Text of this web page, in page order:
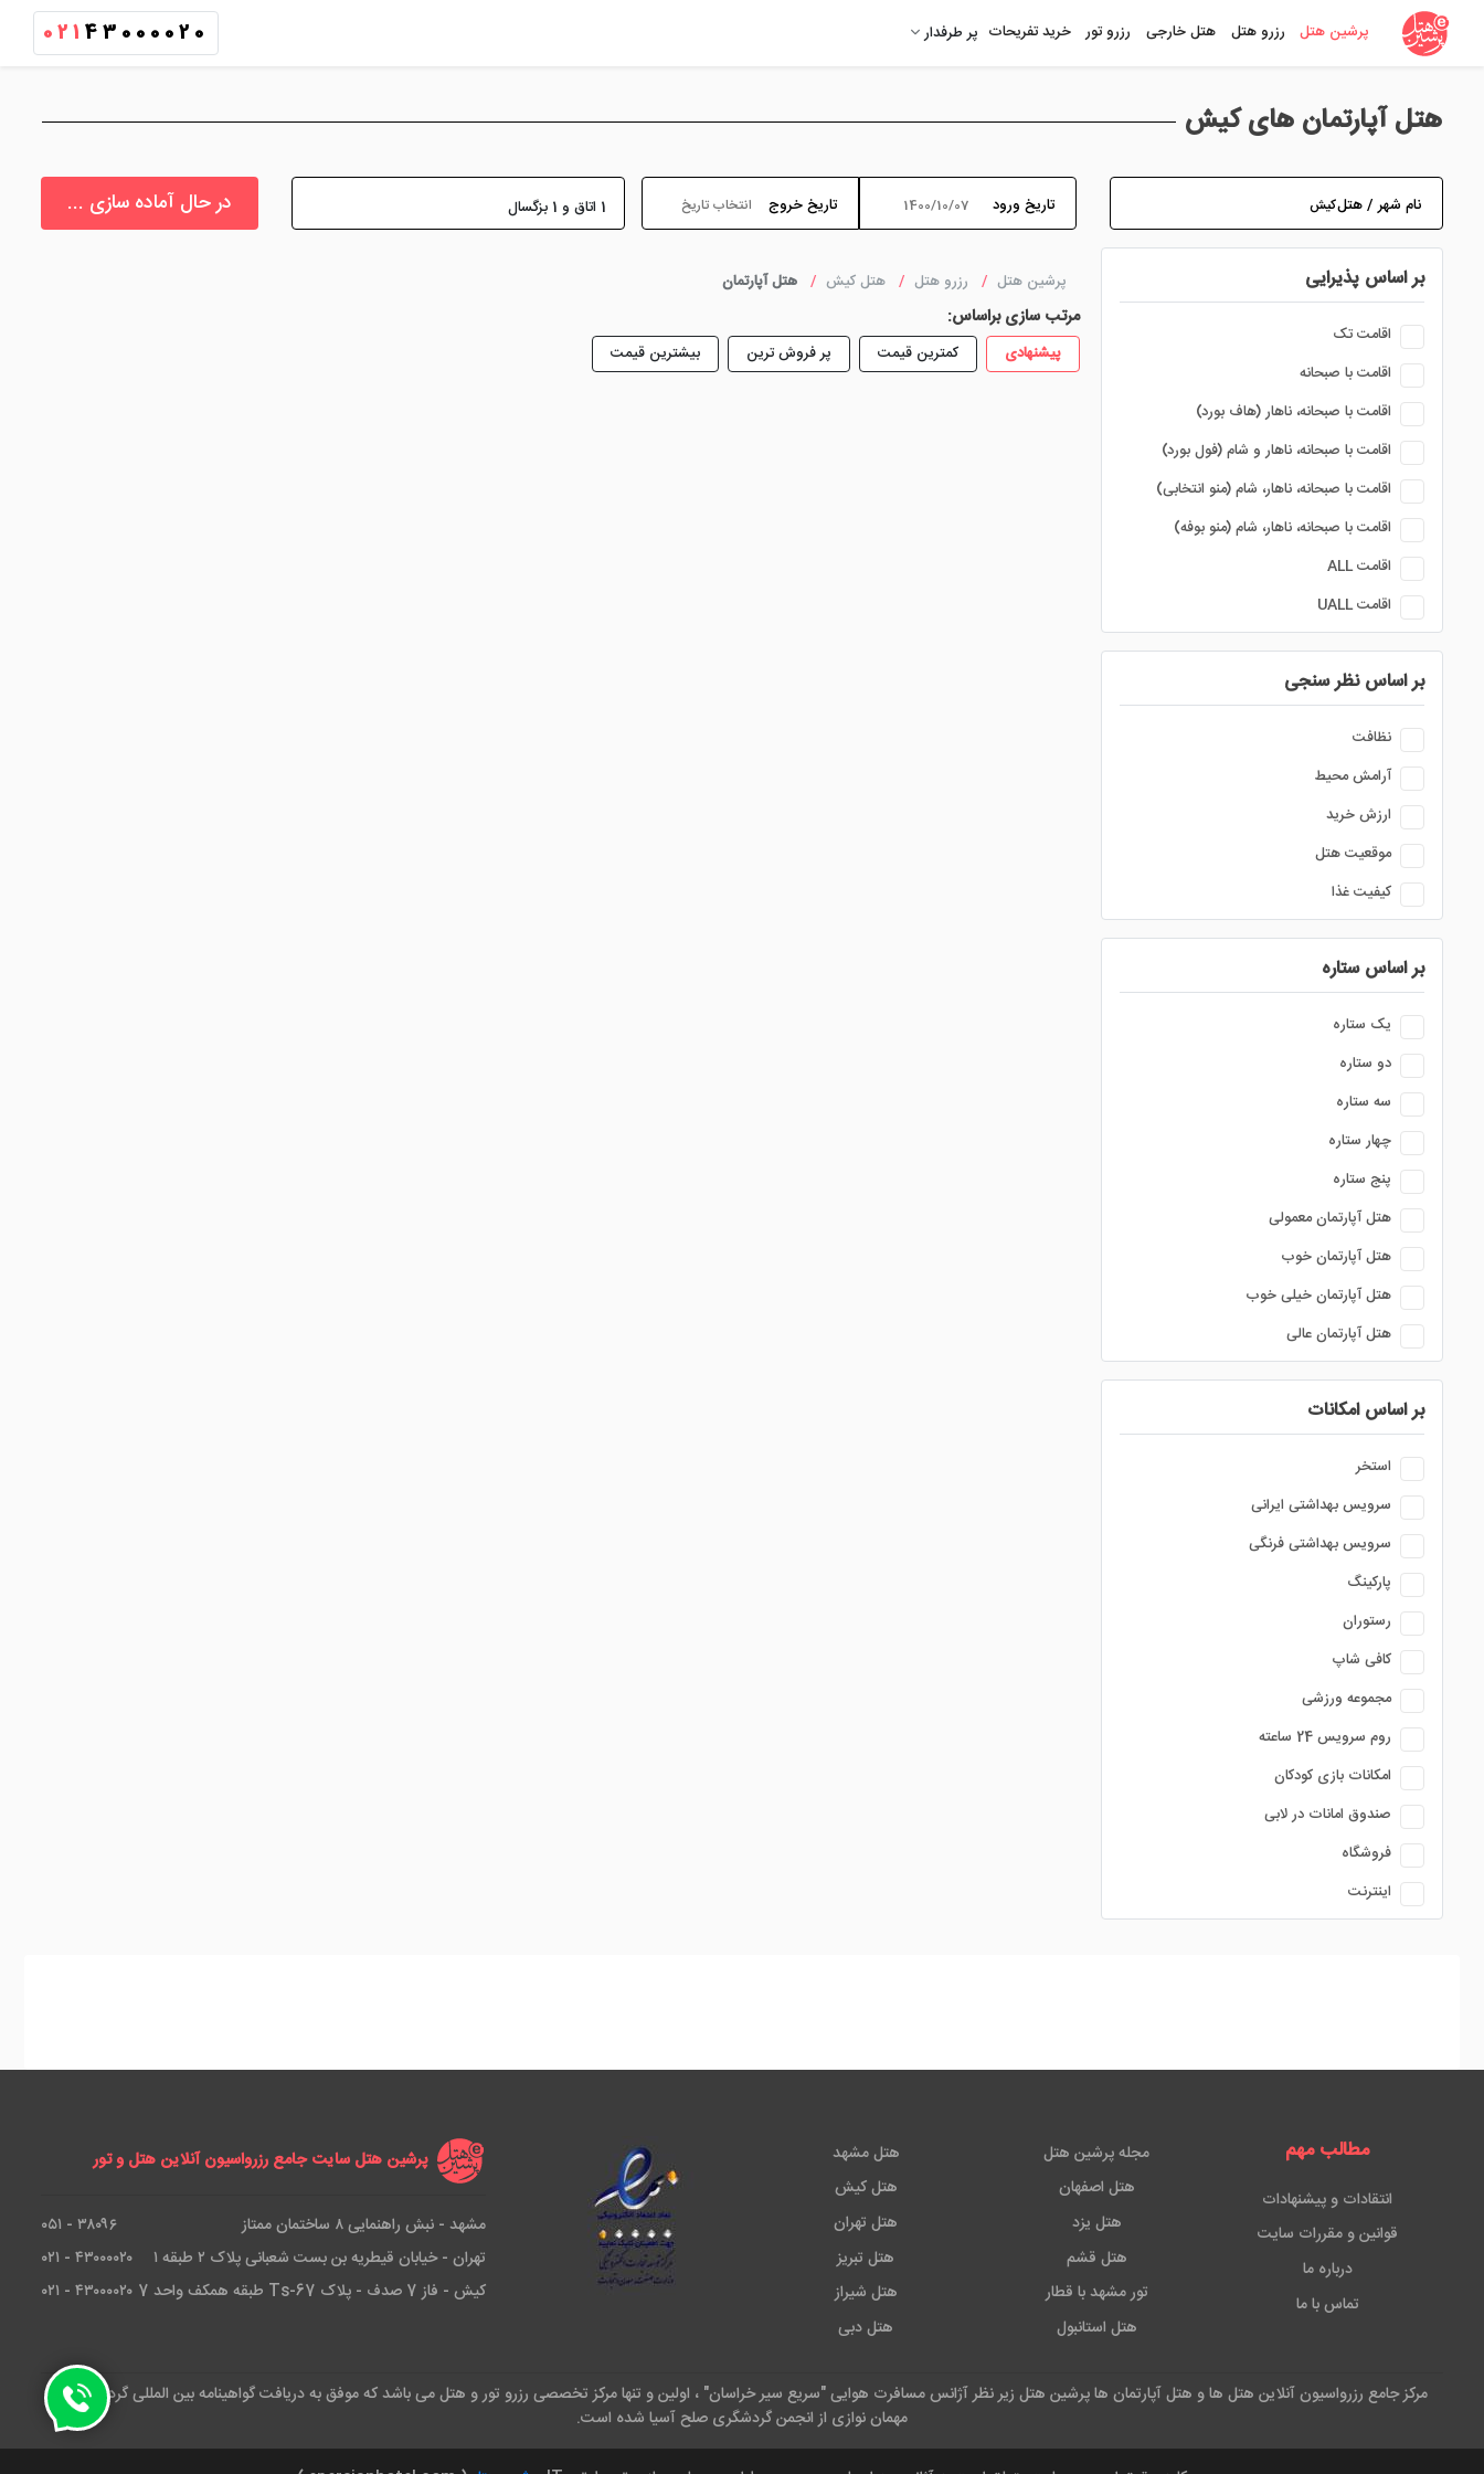
پرشین هتل رزرو هتل هتل خارجی رزرو تور خرید تفریحات پر طرفدار 021 43000020
هتل آپارتمان های کیش
نام شهر / هتل تاریخ ورود تاریخ خروج 1 اتاق و 1 بزگسال در حال آماده سازی ...
بر اساس پذیرایی
اقامت تک
اقامت با صبحانه
اقامت با صبحانه، ناهار (هاف بورد)
اقامت با صبحانه، ناهار و شام (فول بورد)
اقامت با صبحانه، ناهار، شام (منو انتخابی)
اقامت با صبحانه، ناهار، شام (منو بوفه)
اقامت ALL
اقامت UALL
بر اساس نظر سنجی
نظافت
آرامش محیط
ارزش خرید
موقعیت هتل
کیفیت غذا
بر اساس ستاره
یک ستاره
دو ستاره
سه ستاره
چهار ستاره
پنج ستاره
هتل آپارتمان معمولی
هتل آپارتمان خوب
هتل آپارتمان خیلی خوب
هتل آپارتمان عالی
بر اساس امکانات
استخر
سرویس بهداشتی ایرانی
سرویس بهداشتی فرنگی
پارکینگ
رستوران
کافی شاپ
مجموعه ورزشی
روم سرویس 24 ساعته
امکانات بازی کودکان
صندوق امانات در لابی
فروشگاه
اینترنت
پرشین هتل رزرو هتل هتل کیش هتل آپارتمان
مرتب سازی براساس:
پیشنهادی کمترین قیمت پر فروش ترین بیشترین قیمت
مطالب مهم
انتقادات و پیشنهادات
قوانین و مقررات سایت
درباره ما
تماس با ما
مجله پرشین هتل
هتل اصفهان
هتل یزد
هتل قشم
تور مشهد با قطار
هتل استانبول
هتل مشهد
هتل کیش
هتل تهران
هتل تبریز
هتل شیراز
هتل دبی
پرشین هتل سایت جامع رزرواسیون آنلاین هتل و تور
مشهد - نبش راهنمایی ۸ ساختمان ممتاز
۳۸۰۹۶ - ۰۵۱
تهران - خیابان قیطریه بن بست شعبانی پلاک ۲ طبقه ۱
۴۳۰۰۰۰۲۰ - ۰۲۱
کیش - فاز 7 صدف - پلاک Ts-67 طبقه همکف واحد 7
۴۳۰۰۰۰۲۰ - ۰۲۱
مرکز جامع رزرواسیون آنلاین هتل ها و هتل آپارتمان ها پرشین هتل زیر نظر آژانس مسافرت هوایی "سریع سیر خراسان" ، اولین و تنها مرکز تخصصی رزرو تور و هتل می باشد که موفق به دریافت گواهینامه بین المللی گردشگری و
مهمان نوازی از انجمن گردشگری صلح آسیا شده است.